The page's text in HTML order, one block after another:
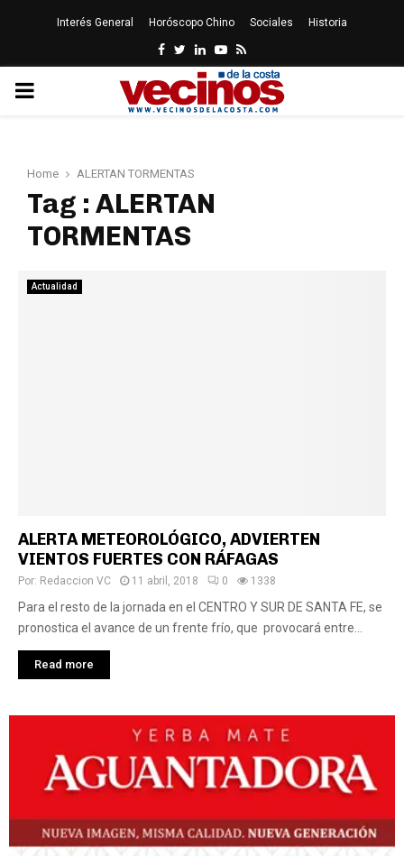
Interés General Horóscopo Chino Sociales Historia
Facebook
Twitter
LinkedinYoutube
Rss
PRIMARY
Home ALERTAN TORMENTAS
Tag : ALERTAN
TORMENTAS
Actualidad
ALERTA METEOROLÓGICO, ADVIERTEN
VIENTOS FUERTES CON RÁFAGAS
Por: Redaccion VC 11 abril, 2018 0 1338
Para el resto de la jornada en el CENTRO Y SUR DE SANTA FE, se
pronostica el avance de un frente frío, que provocará entre...
Read more